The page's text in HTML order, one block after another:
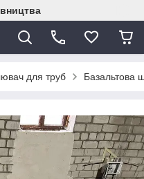
для труб Базальтова